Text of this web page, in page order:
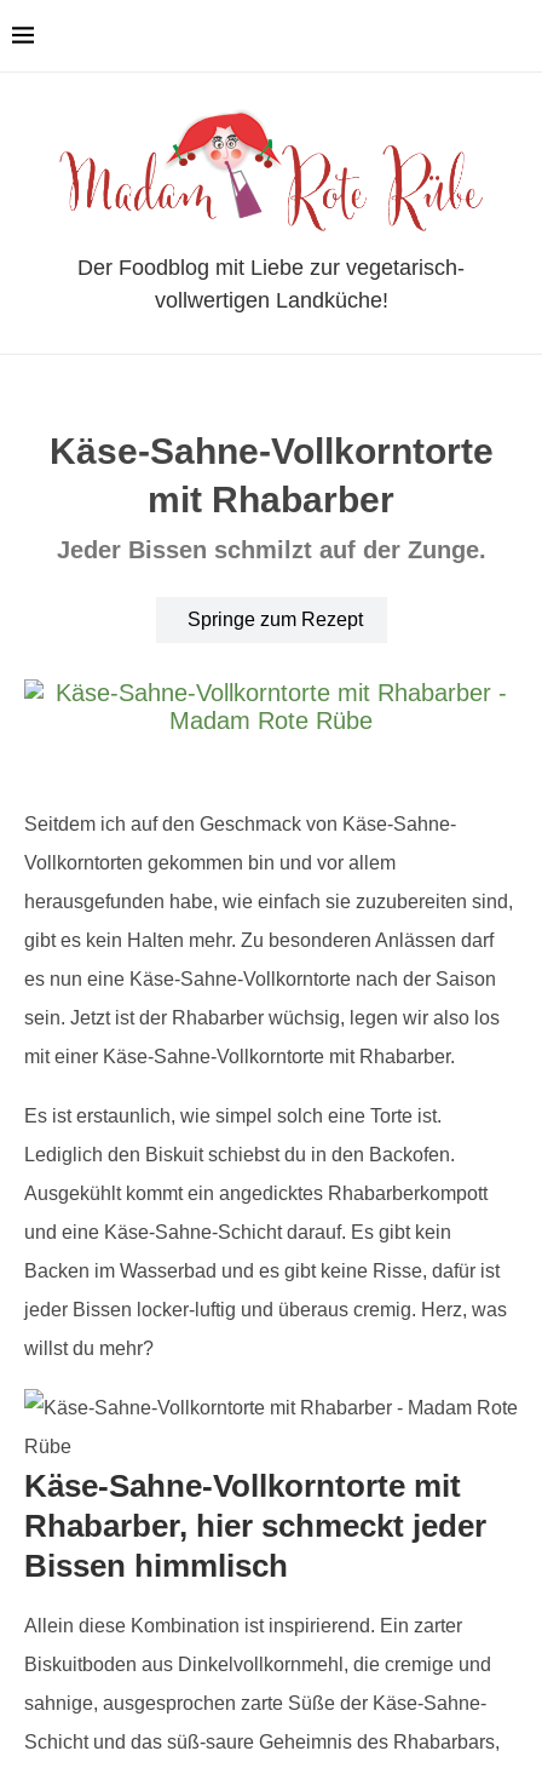
Der Foodblog mit Liebe zur vegetarisch-
vollwertigen Landküche!
Käse-Sahne-Vollkorntorte
mit Rhabarber
Jeder Bissen schmilzt auf der Zunge.
Springe zum Rezept
Seitdem ich auf den Geschmack von Käse-Sahne-
Vollkorntorten gekommen bin und vor allem
herausgefunden habe, wie einfach sie zuzubereiten sind,
gibt es kein Halten mehr. Zu besonderen Anlässen darf
es nun eine Käse-Sahne-Vollkorntorte nach der Saison
sein. Jetzt ist der Rhabarber wüchsig, legen wir also los
mit einer Käse-Sahne-Vollkorntorte mit Rhabarber.
Es ist erstaunlich, wie simpel solch eine Torte ist.
Lediglich den Biskuit schiebst du in den Backofen.
Ausgekühlt kommt ein angedicktes Rhabarberkompott
und eine Käse-Sahne-Schicht darauf. Es gibt kein
Backen im Wasserbad und es gibt keine Risse, dafür ist
jeder Bissen locker-luftig und überaus cremig. Herz, was
willst du mehr?
Käse-Sahne-Vollkorntorte mit
Rhabarber, hier schmeckt jeder
Bissen himmlisch
Allein diese Kombination ist inspirierend. Ein zarter
Biskuitboden aus Dinkelvollkornmehl, die cremige und
sahnige, ausgesprochen zarte Süße der Käse-Sahne-
Schicht und das süß-saure Geheimnis des Rhabarbars,